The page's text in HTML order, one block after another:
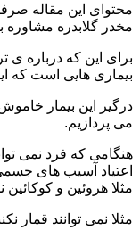
محتوای این مقاله
مخدر گلابدره مشاوره
برای این که درباره ی
بیماری هایی است که
درگیر این بیمار
می پردازیم.
هنگامی که فرد نمی
اعتیاد آسیب های
مثلا هروئین و
مثلا نمی توانند قمار